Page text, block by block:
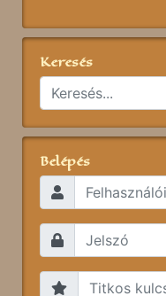
Keresés
Belépés